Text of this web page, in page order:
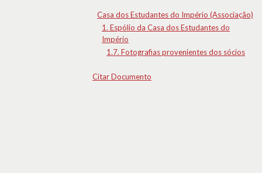
Casa dos Estudantes do Império (Associação)
1. Espólio da Casa dos Estudantes do
Império
1.7. Fotografias provenientes dos sócios
Citar Documento